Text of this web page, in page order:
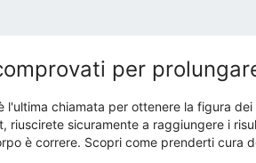
per
l'ultima chiamata per ottenere la figura
riuscirete sicuramente a raggiungere i
è correre. Scopri come prenderti cura